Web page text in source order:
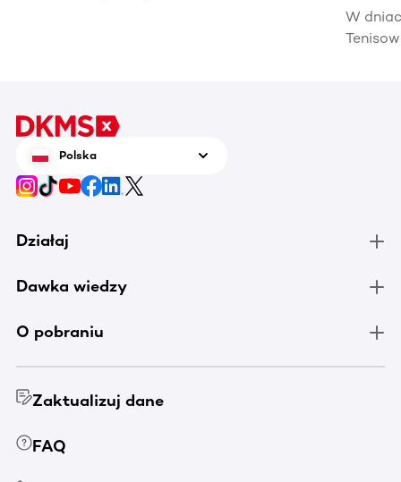
W
Polska
Działaj
Dawka wiedzy
O pobraniu
Zaktualizuj dane
FAQ